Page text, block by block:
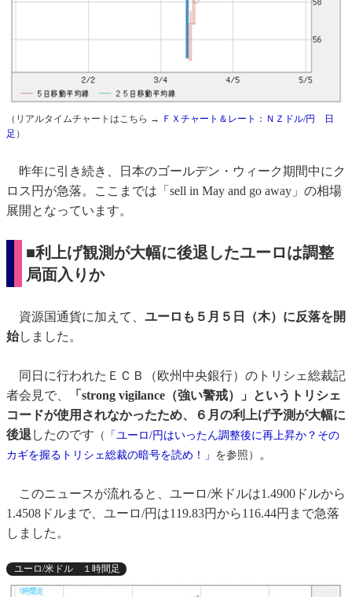
（リアルタイムチャートはこちら → ＦＸチャート＆レート：ＮＺドル/円 日
足 ）
昨年に引き続き、日本のゴールデン・ウィーク期間中にク
ロス円が急落。ここまでは「sell in May and go away」の相場
展開となっています。
■利上げ観測が大幅に後退したユーロは調整
局面入りか
資源国通貨に加えて、 ユーロも５月５日（木）に反落を開
始しました。
同日に行われたＥＣＢ（欧州中央銀行）のトリシェ総裁記
者会見で、
「strong vigilance（強い警戒）」というトリシェ
コードが使用されなかったため、６月の利上げ予測が大幅に
後退 したのです （
「ユーロ/円はいったん調整後に再上昇か？その
カギを握るトリシェ総裁の暗号を読め！」 を参照） 。
このニュースが流れると、ユーロ/米ドルは1.4900ドルから
1.4508ドルまで、ユーロ/円は119.83円から116.44円まで急落
しました。
ユーロ/米ドル １時間足